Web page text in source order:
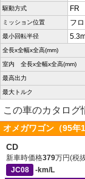
駆動方式 FR
ミッション位置 フ
最小回転半径
全長x全幅x全高(mm)
室内 全長x全幅x全高(mm)
最高出力
最大トルク
この車のカタログ
オメガワゴン（95年
CD
新車時価格379万円(税
JC08
-km/L